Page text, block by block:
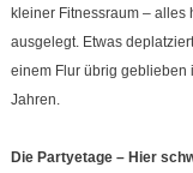
kleiner Fitnessraum – alles
ausgelegt. Etwas
einem Flur übrig geblieben
Jahren.
Die Partyetage – Hier